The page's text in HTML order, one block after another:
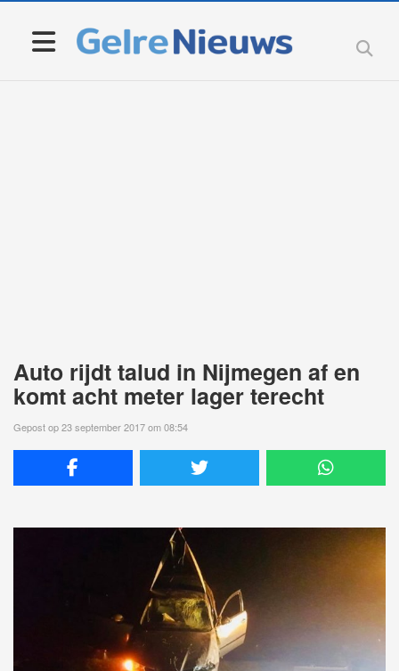
Auto rijdt talud in Nijmegen af en
komt acht meter lager terecht
Gepost op 23 september 2017 om 08:54